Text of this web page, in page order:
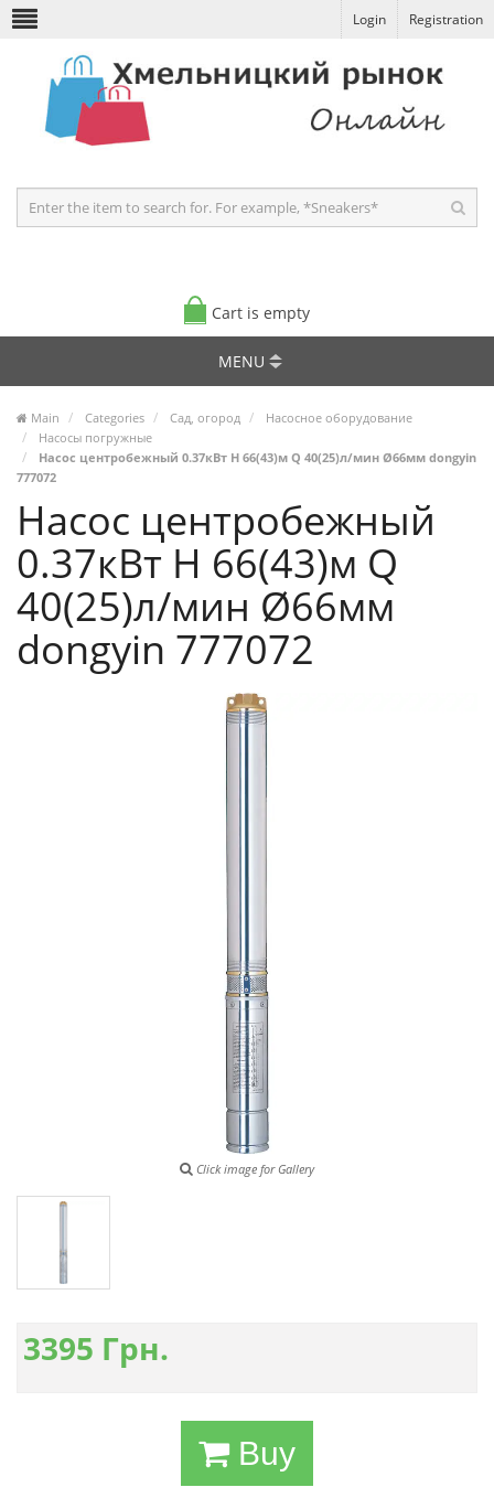
Login Registration
Cart is empty
MENU
Main Categories Сад, огород
Насосное оборудование
Насосы погружные
Насос центробежный 0.37кВт H 66(43)м Q 40(25)л/мин Ø66мм dongyin
777072
Насос центробежный
0.37кВт H 66(43)м Q
40(25)л/мин Ø66мм
dongyin 777072
Click image for Gallery
3395 Грн.
Buy